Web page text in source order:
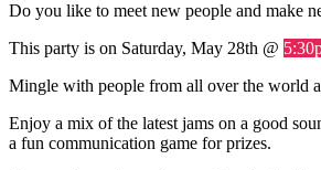
Do you like to meet new people and make
This party is on Saturday, May 28th @
Mingle with people from all over the world
Enjoy a mix of the latest jams on a good
a fun communication game for prizes.